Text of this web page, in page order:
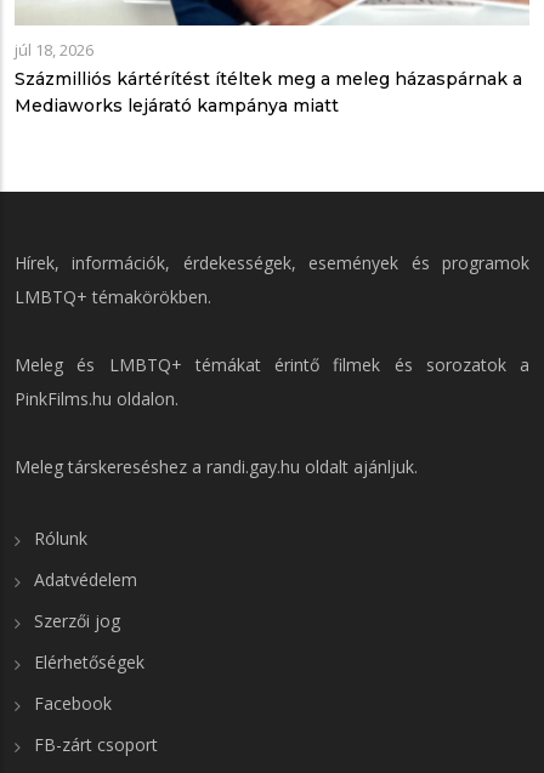
júl 18, 2026
Százmilliós kártérítést ítéltek meg a meleg házaspárnak a
Mediaworks lejárató kampánya miatt
Hírek, információk, érdekességek, események és programok
LMBTQ+ témakörökben.
Meleg és LMBTQ+ témákat érintő filmek és sorozatok a
PinkFilms.hu oldalon.
Meleg társkereséshez a randi.gay.hu oldalt ajánljuk.
Rólunk
Adatvédelem
Szerzői jog
Elérhetőségek
Facebook
FB-zárt csoport